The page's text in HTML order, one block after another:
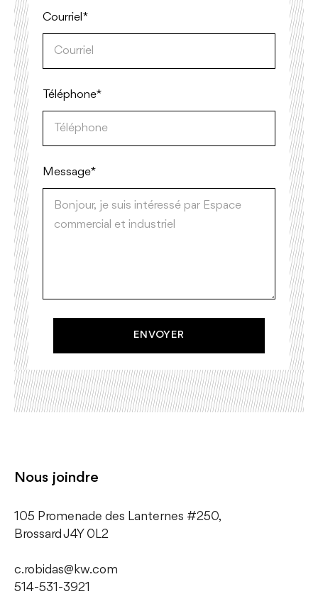
Courriel*
Téléphone*
Message *
ENVOYER
Nous joindre
105 Promenade des Lanternes #250,
​Brossard J4Y 0L2
c.robidas@kw.com
514-531-3921